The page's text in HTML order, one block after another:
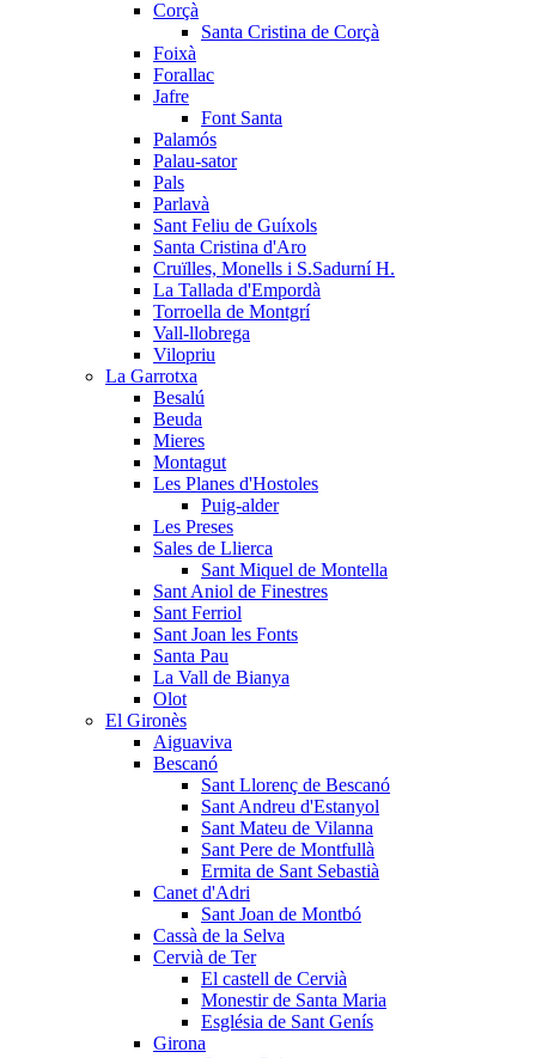
Corçà
Santa Cristina de Corçà
Foixà
Forallac
Jafre
Font Santa
Palamós
Palau-sator
Pals
Parlavà
Sant Feliu de Guíxols
Santa Cristina d'Aro
Cruïlles, Monells i S.Sadurní H.
La Tallada d'Empordà
Torroella de Montgrí
Vall-llobrega
Vilopriu
La Garrotxa
Besalú
Beuda
Mieres
Montagut
Les Planes d'Hostoles
Puig-alder
Les Preses
Sales de Llierca
Sant Miquel de Montella
Sant Aniol de Finestres
Sant Ferriol
Sant Joan les Fonts
Santa Pau
La Vall de Bianya
Olot
El Gironès
Aiguaviva
Bescanó
Sant Llorenç de Bescanó
Sant Andreu d'Estanyol
Sant Mateu de Vilanna
Sant Pere de Montfullà
Ermita de Sant Sebastià
Canet d'Adri
Sant Joan de Montbó
Cassà de la Selva
Cervià de Ter
El castell de Cervià
Monestir de Santa Maria
Església de Sant Genís
Girona